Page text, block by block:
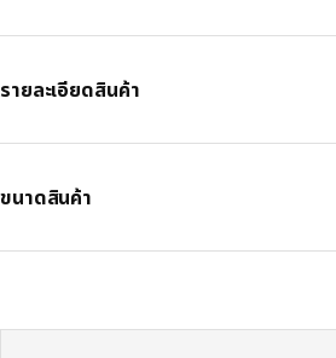
รายละเอียดสินค้า
ขนาดสินค้า